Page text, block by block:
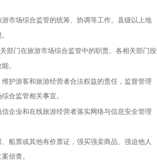
市场综合监管的统筹、协调等工作。县级以上地
部门在旅游市场综合监管中的职责。各相关部门按
。
护游客和旅游经营者合法权益的责任，监督管理
合监管相关事宜。
企业和在线旅游经营者落实网络与信息安全管理
船票或其他有价票证，强买强卖商品、强迫他人
侦查。